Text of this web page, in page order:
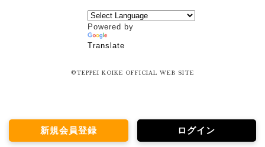
Powered by
Translate
©TEPPEI KOIKE OFFICIAL WEB SITE
新規会員登録 ログイン